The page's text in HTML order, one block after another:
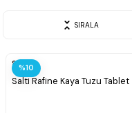
SIRALA
%10
Salti
Salti Rafine Kaya Tuzu Tablet